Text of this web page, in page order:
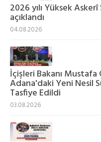
2026 yılı Yüksek Askerî
açıklandı
04.08.2026
İçişleri Bakanı
Adana'daki Yeni Nesil
Tasfiye Edildi
03.08.2026